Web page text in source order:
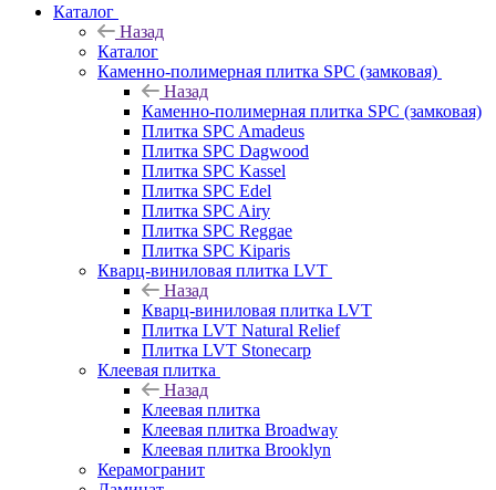
Каталог
Назад
Каталог
Каменно-полимерная плитка SPC (замковая)
Назад
Каменно-полимерная плитка SPC (замковая)
Плитка SPC Amadeus
Плитка SPC Dagwood
Плитка SPC Kassel
Плитка SPC Edel
Плитка SPC Airy
Плитка SPC Reggae
Плитка SPC Kiparis
Кварц-виниловая плитка LVT
Назад
Кварц-виниловая плитка LVT
Плитка LVT Natural Relief
Плитка LVT Stonecarp
Клеевая плитка
Назад
Клеевая плитка
Клеевая плитка Broadway
Клеевая плитка Brooklyn
Керамогранит